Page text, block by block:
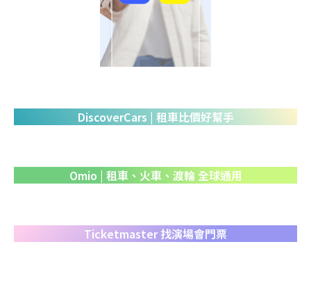
DiscoverCars | 租車比價好幫手
Omio | 租車、火車、渡輪 全球通用
Ticketmaster 找演場會門票